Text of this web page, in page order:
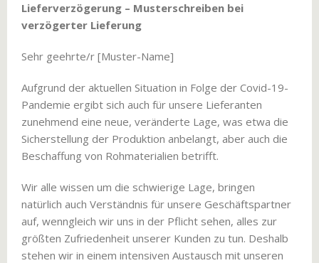
Lieferverzögerung – Musterschreiben bei
verzögerter Lieferung
Sehr geehrte/r [Muster-Name]
Aufgrund der aktuellen Situation in Folge der Covid-19-
Pandemie ergibt sich auch für unsere Lieferanten
zunehmend eine neue, veränderte Lage, was etwa die
Sicherstellung der Produktion anbelangt, aber auch die
Beschaffung von Rohmaterialien betrifft.
Wir alle wissen um die schwierige Lage, bringen
natürlich auch Verständnis für unsere Geschäftspartner
auf, wenngleich wir uns in der Pflicht sehen, alles zur
größten Zufriedenheit unserer Kunden zu tun. Deshalb
stehen wir in einem intensiven Austausch mit unseren